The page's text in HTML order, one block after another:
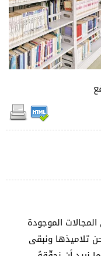
الموجودة
تلاميذها ونبقى